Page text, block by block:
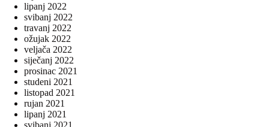
lipanj 2022
svibanj 2022
travanj 2022
ožujak 2022
veljača 2022
siječanj 2022
prosinac 2021
studeni 2021
listopad 2021
rujan 2021
lipanj 2021